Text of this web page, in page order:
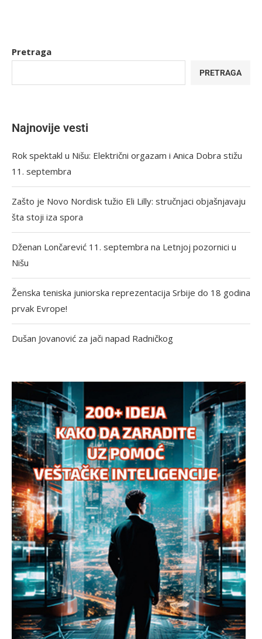
Pretraga
PRETRAGA
Najnovije vesti
Rok spektakl u Nišu: Električni orgazam i Anica Dobra stižu
11. septembra
Zašto je Novo Nordisk tužio Eli Lilly: stručnjaci objašnjavaju
šta stoji iza spora
Dženan Lončarević 11. septembra na Letnjoj pozornici u
Nišu
Ženska teniska juniorska reprezentacija Srbije do 18 godina
prvak Evrope!
Dušan Jovanović za jači napad Radničkog